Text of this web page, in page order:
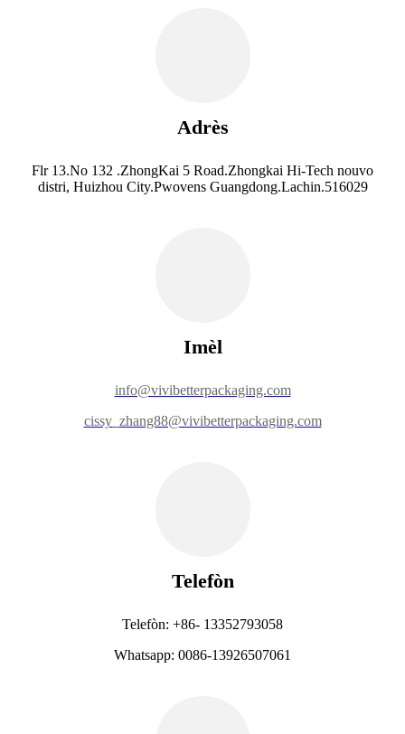
Adrès
Flr 13.No 132 .ZhongKai 5 Road.Zhongkai Hi-Tech nouvo
distri, Huizhou City.Pwovens Guangdong.Lachin.516029
Imèl
info@vivibetterpackaging.com
cissy_zhang88@vivibetterpackaging.com
Telefòn
Telefòn: +86- 13352793058
Whatsapp: 0086-13926507061